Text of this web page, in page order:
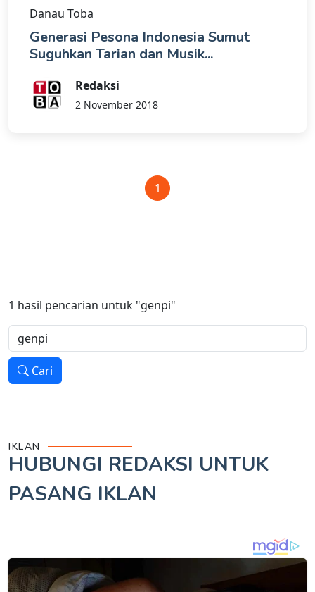
Danau Toba
Generasi Pesona Indonesia Sumut
Suguhkan Tarian dan Musik...
Redaksi
2 November 2018
1
1 hasil pencarian untuk "genpi"
Cari
IKLAN
HUBUNGI REDAKSI UNTUK
PASANG IKLAN